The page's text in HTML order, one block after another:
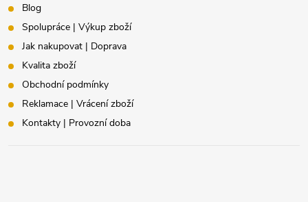
Blog
Spolupráce | Výkup zboží
Jak nakupovat | Doprava
Kvalita zboží
Obchodní podmínky
Reklamace | Vrácení zboží
Kontakty | Provozní doba